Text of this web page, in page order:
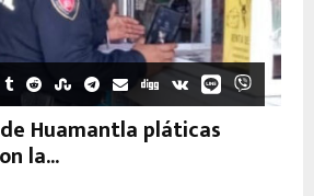
Huamantla pláticas
la...